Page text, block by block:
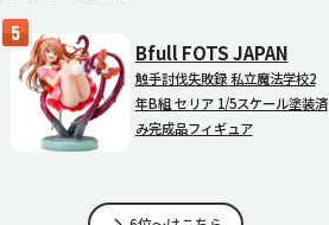
Bfull FOTS JAPAN
触手討伐失敗録 私立魔法学校2
年B組 セリア 1/5スケール塗装済
み完成品フィギュア